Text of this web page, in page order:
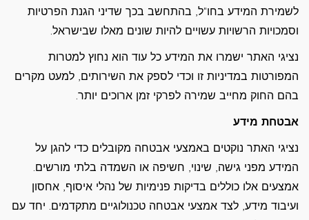
לשמירת המידע בחו"ל, בהתחשב בכך שדיני הגנת הפרטיות
וסמכויות הרשויות עשויים להיות שונים מאלו שבישראל.
נציגי האתר ישמרו את המידע כל עוד הוא נחוץ למטרות
המפורטות במדיניות זו וכדי לספק את השירותים, למעט מקרים
בהם החוק מחייב שמירה לפרקי זמן ארוכים יותר.
אבטחת מידע
נציגי האתר נוקטים באמצעי אבטחה מקובלים כדי להגן על
המידע מפני גישה, שינוי, חשיפה או השמדה בלתי מורשים.
אמצעים אלו כוללים בדיקות פנימיות של נהלי איסוף, אחסון
ועיבוד מידע, לצד אמצעי אבטחה טכנולוגיים מתקדמים. יחד עם